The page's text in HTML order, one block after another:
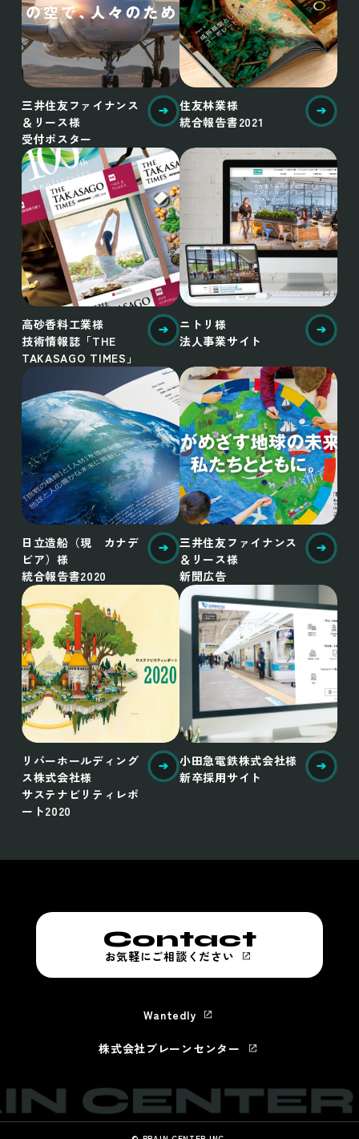
三井住友ファイナンス
＆リース様
受付ポスター
住友林業様
統合報告書2021
高砂香料工業様
技術情報誌「THE
TAKASAGO TIMES」
ニトリ様
法人事業サイト
日立造船（現 カナデ
ビア）様
統合報告書2020
三井住友ファイナンス
＆リース様
新聞広告
リバーホールディング
ス株式会社様
サステナビリティレポ
ート2020
小田急電鉄株式会社様
新卒採用サイト
Contact
お気軽にご相談ください
Wantedly
株式会社ブレーンセンター